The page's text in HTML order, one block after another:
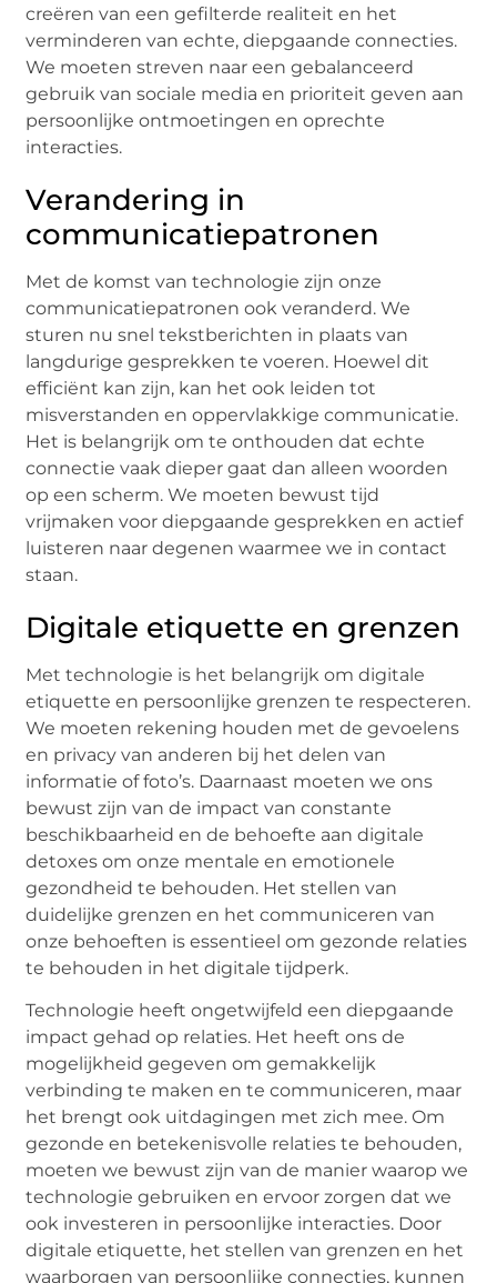
creëren van een gefilterde realiteit en het
verminderen van echte, diepgaande connecties.
We moeten streven naar een gebalanceerd
gebruik van sociale media en prioriteit geven aan
persoonlijke ontmoetingen en oprechte
interacties.
Verandering in
communicatiepatronen
Met de komst van technologie zijn onze
communicatiepatronen ook veranderd. We
sturen nu snel tekstberichten in plaats van
langdurige gesprekken te voeren. Hoewel dit
efficiënt kan zijn, kan het ook leiden tot
misverstanden en oppervlakkige communicatie.
Het is belangrijk om te onthouden dat echte
connectie vaak dieper gaat dan alleen woorden
op een scherm. We moeten bewust tijd
vrijmaken voor diepgaande gesprekken en actief
luisteren naar degenen waarmee we in contact
staan.
Digitale etiquette en grenzen
Met technologie is het belangrijk om digitale
etiquette en persoonlijke grenzen te respecteren.
We moeten rekening houden met de gevoelens
en privacy van anderen bij het delen van
informatie of foto’s. Daarnaast moeten we ons
bewust zijn van de impact van constante
beschikbaarheid en de behoefte aan digitale
detoxes om onze mentale en emotionele
gezondheid te behouden. Het stellen van
duidelijke grenzen en het communiceren van
onze behoeften is essentieel om gezonde relaties
te behouden in het digitale tijdperk.
Technologie heeft ongetwijfeld een diepgaande
impact gehad op relaties. Het heeft ons de
mogelijkheid gegeven om gemakkelijk
verbinding te maken en te communiceren, maar
het brengt ook uitdagingen met zich mee. Om
gezonde en betekenisvolle relaties te behouden,
moeten we bewust zijn van de manier waarop we
technologie gebruiken en ervoor zorgen dat we
ook investeren in persoonlijke interacties. Door
digitale etiquette, het stellen van grenzen en het
waarborgen van persoonlijke connecties, kunnen